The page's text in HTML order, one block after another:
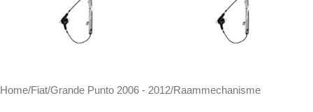
Home/Fiat/Grande Punto 2006 - 2012/Raammechanisme